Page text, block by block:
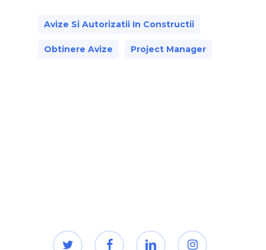
Avize Si Autorizatii In Constructii
Obtinere Avize Project Manager
twitter facebook linkedin instagram